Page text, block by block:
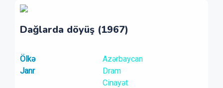
Dağlarda döyüş (1967)
Ölkə
Azərbaycan
Janr
Dram
Cinayət